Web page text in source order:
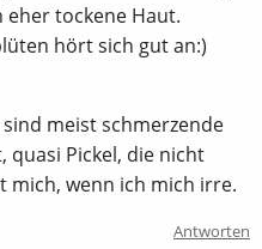
tockene Haut.
hört sich gut an:)
meist schmerzende
quasi Pickel, die nicht
mich, wenn ich mich irre.
Antworten